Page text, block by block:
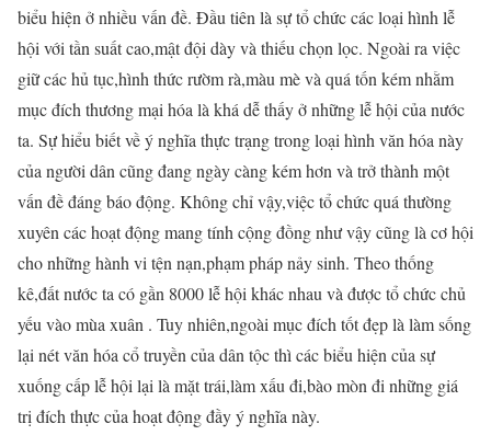
biểu hiện ở nhiều vấn đề. Đầu tiên là sự tổ chức các loại hình lễ
hội với tần suất cao,mật đội dày và thiếu chọn lọc. Ngoài ra việc
giữ các hủ tục,hình thức rườm rà,màu mè và quá tốn kém nhằm
mục đích thương mại hóa là khá dễ thấy ở những lễ hội của nước
ta. Sự hiểu biết về ý nghĩa thực trạng trong loại hình văn hóa này
của người dân cũng đang ngày càng kém hơn và trở thành một
vấn đề đáng báo động. Không chỉ vậy,việc tổ chức quá thường
xuyên các hoạt động mang tính cộng đồng như vậy cũng là cơ hội
cho những hành vi tện nạn,phạm pháp nảy sinh. Theo thống
kê,đất nước ta có gần 8000 lễ hội khác nhau và được tổ chức chủ
yếu vào mùa xuân . Tuy nhiên,ngoài mục đích tốt đẹp là làm sống
lại nét văn hóa cổ truyền của dân tộc thì các biểu hiện của sự
xuống cấp lễ hội lại là mặt trái,làm xấu đi,bào mòn đi những giá
trị đích thực của hoạt động đầy ý nghĩa này.